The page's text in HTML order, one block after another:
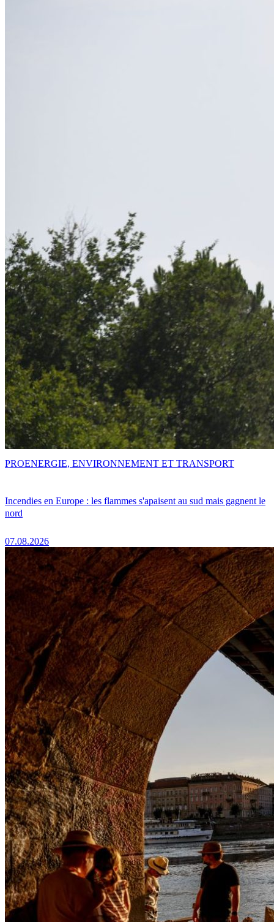
Incendies en Europe : les flammes s'apaisent au sud mais gagnent le
nord
07.08.2026
PROENERGIE, ENVIRONNEMENT ET TRANSPORT